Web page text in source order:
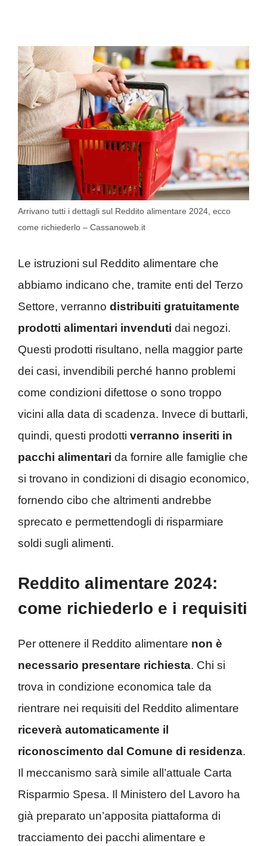
Arrivano tutti i dettagli sul Reddito alimentare 2024, ecco
come richiederlo – Cassanoweb.it
Le istruzioni sul Reddito alimentare che
abbiamo indicano che, tramite enti del Terzo
Settore, verranno distribuiti gratuitamente
prodotti alimentari invenduti dai negozi.
Questi prodotti risultano, nella maggior parte
dei casi, invendibili perché hanno problemi
come condizioni difettose o sono troppo
vicini alla data di scadenza. Invece di buttarli,
quindi, questi prodotti verranno inseriti in
pacchi alimentari da fornire alle famiglie che
si trovano in condizioni di disagio economico,
fornendo cibo che altrimenti andrebbe
sprecato e permettendogli di risparmiare
soldi sugli alimenti.
Reddito alimentare 2024:
come richiederlo e i requisiti
Per ottenere il Reddito alimentare non è
necessario presentare richiesta. Chi si
trova in condizione economica tale da
rientrare nei requisiti del Reddito alimentare
riceverà automaticamente il
riconoscimento dal Comune di residenza.
Il meccanismo sarà simile all’attuale Carta
Risparmio Spesa. Il Ministero del Lavoro ha
già preparato un’apposita piattaforma di
tracciamento dei pacchi alimentare e